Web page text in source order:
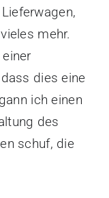
mehr.
dies eine
ich einen
des
schuf, die